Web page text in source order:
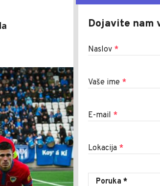
Dojavite nam
Naslov *
Vaše ime *
E-mail *
Lokacija *